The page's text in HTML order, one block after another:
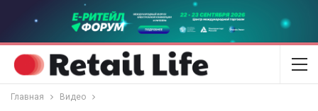
Главная Видео